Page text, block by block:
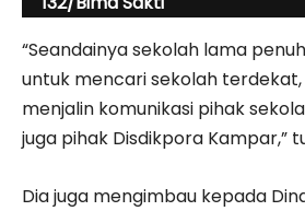
“Seandainya sekolah lama
untuk mencari sekolah
menjalin komunikasi pihak
juga pihak Disdikpora Kampar,”
Dia juga mengimbau kepada